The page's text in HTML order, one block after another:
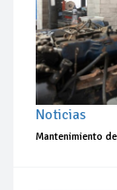
Noticias
Mantenimiento